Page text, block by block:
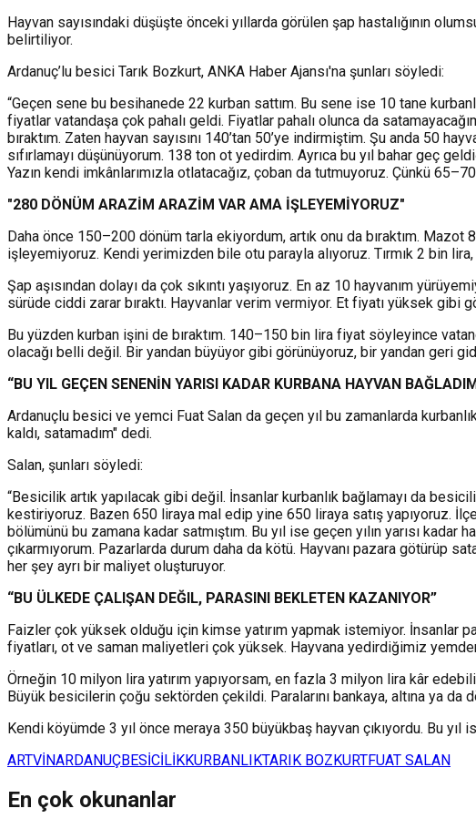
Hayvan sayısındaki düşüşte önceki yıllarda görülen şap hastalığının
belirtiliyor.
Ardanuç’lu besici Tarık Bozkurt, ANKA Haber Ajansı'na şunları söyledi:
“Geçen sene bu besihanede 22 kurban sattım. Bu sene ise 10 tane
fiyatlar vatandaşa çok pahalı geldi. Fiyatlar pahalı olunca da
bıraktım. Zaten hayvan sayısını 140’tan 50’ye indirmiştim. Şu anda 50
sıfırlamayı düşünüyorum. 138 ton ot yedirdim. Ayrıca bu yıl bahar geç
Yazın kendi imkânlarımızla otlatacağız, çoban da tutmuyoruz. Çünkü
"280 DÖNÜM ARAZİM ARAZİM VAR AMA İŞLEYEMİYORUZ"
Daha önce 150–200 dönüm tarla ekiyordum, artık onu da bıraktım.
işleyemiyoruz. Kendi yerimizden bile otu parayla alıyoruz. Tırmık 2 bin
Şap aşısından dolayı da çok sıkıntı yaşıyoruz. En az 10 hayvanım
sürüde ciddi zarar bıraktı. Hayvanlar verim vermiyor. Et fiyatı yüksek gibi
Bu yüzden kurban işini de bıraktım. 140–150 bin lira fiyat söyleyince
olacağı belli değil. Bir yandan büyüyor gibi görünüyoruz, bir yandan geri
“BU YIL GEÇEN SENENİN YARISI KADAR KURBANA HAYVAN BAĞLADI
Ardanuçlu besici ve yemci Fuat Salan da geçen yıl bu zamanlarda
kaldı, satamadım" dedi.
Salan, şunları söyledi:
“Besicilik artık yapılacak gibi değil. İnsanlar kurbanlık bağlamayı da
kestiriyoruz. Bazen 650 liraya mal edip yine 650 liraya satış yapıyoruz.
bölümünü bu zamana kadar satmıştım. Bu yıl ise geçen yılın yarısı kadar
çıkarmıyorum. Pazarlarda durum daha da kötü. Hayvanı pazara götürüp
her şey ayrı bir maliyet oluşturuyor.
“BU ÜLKEDE ÇALIŞAN DEĞIL, PARASINI BEKLETEN KAZANIYOR”
Faizler çok yüksek olduğu için kimse yatırım yapmak istemiyor. İnsanlar
fiyatları, ot ve saman maliyetleri çok yüksek. Hayvana yedirdiğimiz
Örneğin 10 milyon lira yatırım yapıyorsam, en fazla 3 milyon lira kâr
Büyük besicilerin çoğu sektörden çekildi. Paralarını bankaya, altına ya da
Kendi köyümde 3 yıl önce meraya 350 büyükbaş hayvan çıkıyordu. Bu yıl
ARTVİNARDANUÇBESİCİLİKKURBANLIKTARIK BOZKURTFUAT SALAN
En çok okunanlar